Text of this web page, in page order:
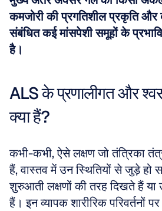
कमजोरी की प्रगतिशील प्रकृति
संबंधित कई मांसपेशी समूहों के
है।
ALS के प्रणालीगत और
क्या हैं?
कभी-कभी, ऐसे लक्षण जो तंत्रिका
हैं, वास्तव में उन स्थितियों से जुड़े
शुरुआती लक्षणों की तरह दिखते हैं
हैं। इन व्यापक शारीरिक परिवर्तनों